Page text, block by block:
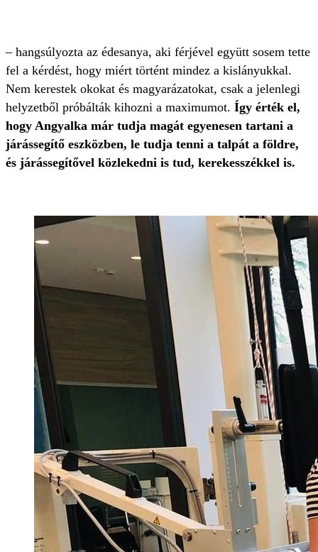
– hangsúlyozta az édesanya, aki férjével együtt sosem tette
fel a kérdést, hogy miért történt mindez a kislányukkal.
Nem kerestek okokat és magyarázatokat, csak a jelenlegi
helyzetből próbálták kihozni a maximumot. Így érték el,
hogy Angyalka már tudja magát egyenesen tartani a
járássegítő eszközben, le tudja tenni a talpát a földre,
és járássegítővel közlekedni is tud, kerekesszékkel is.